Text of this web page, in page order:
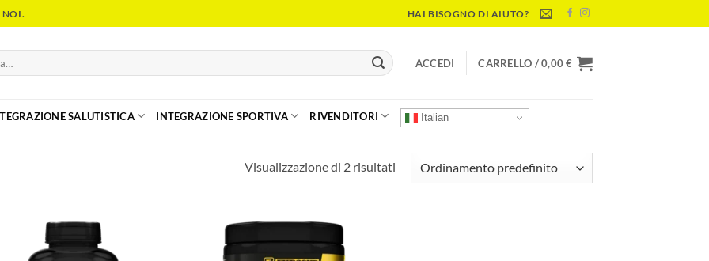
NOI. HAI BISOGNO DI AIUTO?
ACCEDI CARRELLO /0,00€
SALUTISTICA INTEGRAZIONE SPORTIVA RIVENDITORI Italian
Visualizzazione di 2 risultati